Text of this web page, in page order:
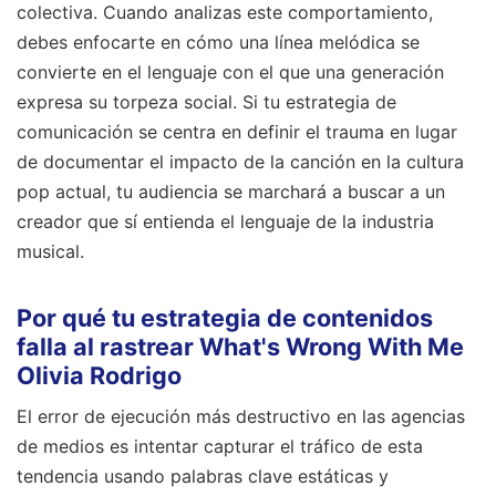
colectiva. Cuando analizas este comportamiento,
debes enfocarte en cómo una línea melódica se
convierte en el lenguaje con el que una generación
expresa su torpeza social. Si tu estrategia de
comunicación se centra en definir el trauma en lugar
de documentar el impacto de la canción en la cultura
pop actual, tu audiencia se marchará a buscar a un
creador que sí entienda el lenguaje de la industria
musical.
Por qué tu estrategia de contenidos
falla al rastrear What's Wrong With Me
Olivia Rodrigo
El error de ejecución más destructivo en las agencias
de medios es intentar capturar el tráfico de esta
tendencia usando palabras clave estáticas y